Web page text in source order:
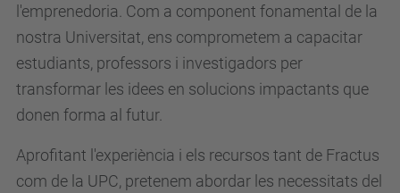
l'emprenedoria. Com a component fonamental de la
nostra Universitat, ens comprometem a capacitar
estudiants, professors i investigadors per
transformar les idees en solucions impactants que
donen forma al futur.
Aprofitant l'experiència i els recursos tant de Fractus
com de la UPC, pretenem abordar les necessitats del